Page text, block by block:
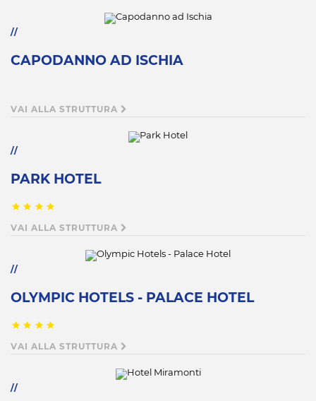
CAPODANNO AD ISCHIA
VAI ALLA STRUTTURA
PARK HOTEL
VAI ALLA STRUTTURA
OLYMPIC HOTELS - PALACE HOTEL
VAI ALLA STRUTTURA